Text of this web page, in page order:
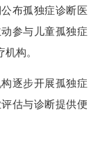
布孤独症诊断医
参与儿童孤独症
构。
逐步开展孤独症
估与诊断提供便